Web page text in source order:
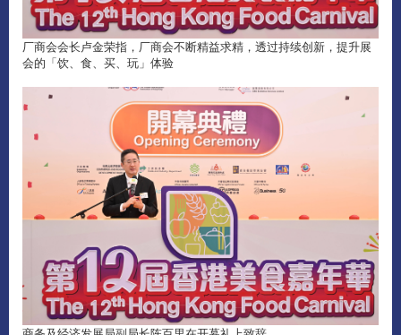
厂商会会长卢金荣指，厂商会不断精益求精，透过持续创新，提升展
会的「饮、食、买、玩」体验